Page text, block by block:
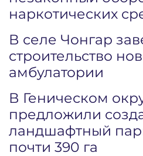
наркотических
В селе Чонгар
строительство
амбулатории
В Геническом
предложили
ландшафтный
почти 390 га